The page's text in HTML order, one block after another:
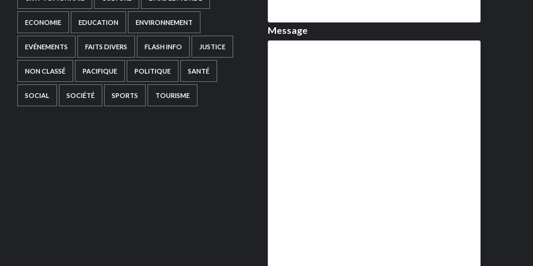
ECONOMIE EDUCATION ENVIRONNEMENT
EVÉNEMENTS FAITS DIVERS FLASH INFO JUSTICE
NON CLASSÉ PACIFIQUE POLITIQUE SANTÉ
SOCIAL SOCIÉTÉ SPORTS TOURISME
Message